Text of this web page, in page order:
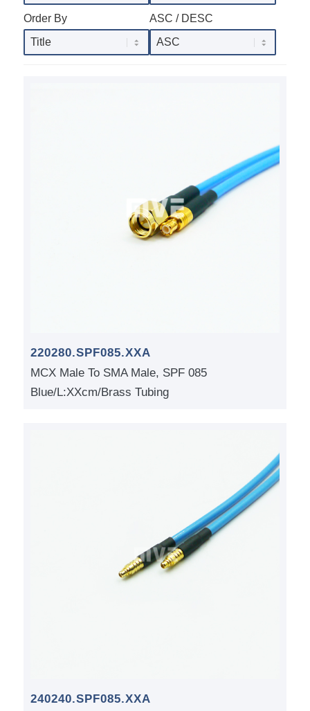
Order By ASC / DESC
220280.SPF085.XXA
MCX Male To SMA Male, SPF 085
Blue/L:XXcm/Brass Tubing
240240.SPF085.XXA